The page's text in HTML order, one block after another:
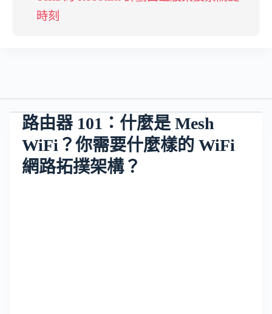
時刻
路由器 101：什麼是 Mesh
WiFi？你需要什麼樣的 WiFi
網路拓撲架構？